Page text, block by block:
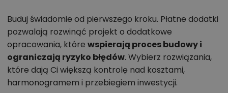
Buduj świadomie od pierwszego kroku. Płatne dodatki
pozwalają rozwinąć projekt o dodatkowe
opracowania, które wspierają proces budowy i
ograniczają ryzyko błędów. Wybierz rozwiązania,
które dają Ci większą kontrolę nad kosztami,
harmonogramem i przebiegiem inwestycji.